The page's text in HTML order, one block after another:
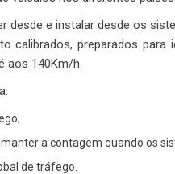
desde e instalar desde os
calibrados, preparados
aos 140Km/h.
a contagem quando os
de tráfego.